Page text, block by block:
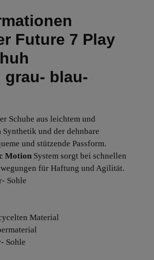
Future 7 Play
grau- blau-
Schuhe aus leichtem und
und der dehnbare
und stützende Passform.
Motion System sorgt bei schnellen
für Haftung und Agilität.
Sohle
Material
Sohle